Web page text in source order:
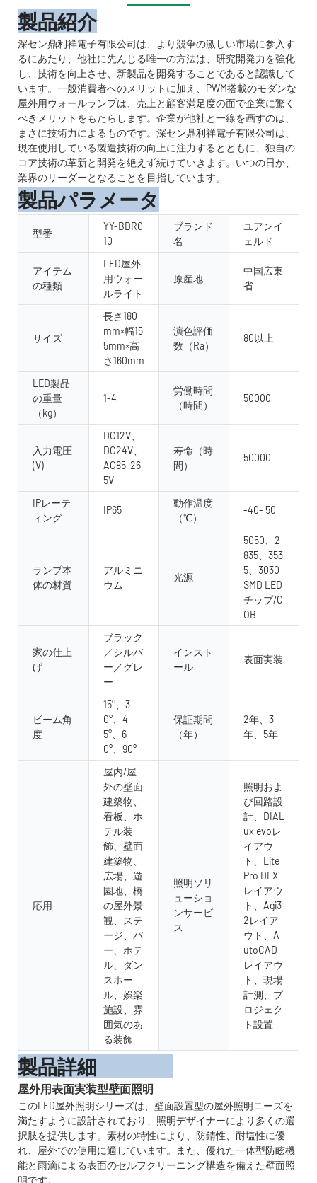
製品紹介
深セン鼎利祥電子有限公司は、より競争の激しい市場に参入す
るにあたり、他社に先んじる唯一の方法は、研究開発力を強化
し、技術を向上させ、新製品を開発することであると認識して
います。一般消費者へのメリットに加え、PWM搭載のモダンな
屋外用ウォールランプは、売上と顧客満足度の面で企業に驚く
べきメリットをもたらします。企業が他社と一線を画すのは、
まさに技術力によるものです。深セン鼎利祥電子有限公司は、
現在使用している製造技術の向上に注力するとともに、独自の
コア技術の革新と開発を絶えず続けていきます。いつの日か、
業界のリーダーとなることを目指しています。
製品パラメータ
型番
YY-BDR0
10
ブランド
名
ユアンイ
ェルド
アイテム
の種類
LED屋外
用ウォー
ルライト
原産地
中国広東
省
サイズ
長さ180
mm×幅15
5mm×高
さ160mm
演色評価
数（Ra）
80以上
LED製品
の重量
（kg）
1-4
労働時間
（時間）
50000
入力電圧
(V)
DC12V、
DC24V、
AC85-26
5V
寿命（時
間）
50000
IPレーテ
ィング
IP65
動作温度
（℃）
-40- 50
ランプ本
体の材質
アルミニ
ウム
光源
5050、2
835、353
5、3030
SMD LED
チップ/C
OB
家の仕上
げ
ブラック
／シルバ
ー／グレ
ー
インスト
ール
表面実装
ビーム角
度
15°、3
0°、4
5°、6
0°、90°
保証期間
（年）
2年、3
年、5年
応用
屋内/屋
外の壁面
建築物、
看板、ホ
テル装
飾、壁面
建築物、
広場、遊
園地、橋
の屋外景
観、ステ
ージ、バ
ー、ホテ
ル、ダン
スホー
ル、娯楽
施設、雰
囲気のあ
る装飾
照明ソリ
ューショ
ンサービ
ス
照明およ
び回路設
計、DIAL
ux evoレ
イアウ
ト、Lite
Pro DLX
レイアウ
ト、Agi3
2レイア
ウト、A
utoCAD
レイアウ
ト、現場
計測、プ
ロジェク
ト設置
製品詳細
屋外用表面実装型壁面照明
このLED屋外照明シリーズは、壁面設置型の屋外照明ニーズを
満たすように設計されており、照明デザイナーにより多くの選
択肢を提供します。素材の特性により、防錆性、耐塩性に優
れ、屋外での使用に適しています。また、優れた一体型防眩機
能と雨滴による表面のセルフクリーニング構造を備えた壁面照
明です。